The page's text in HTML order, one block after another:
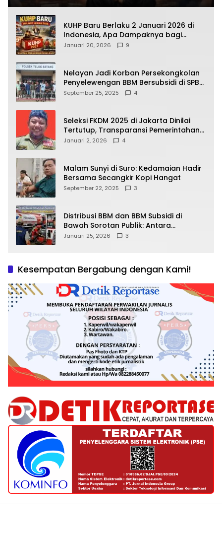
KUHP Baru Berlaku 2 Januari 2026 di
Indonesia, Apa Dampaknya bagi
Kehidupan Warga? Ini Aturan Kunci
Januari 20, 2026 9
Nelayan Jadi Korban Persekongkolan
Penyelewengan BBM Bersubsidi di SPBU
64.78809 Teluk Batang
September 25, 2025 4
Seleksi FKDM 2025 di Jakarta Dinilai
Tertutup, Transparansi Pemerintahan
Pramono–Rano Dipertanyakan
Januari 2, 2026 4
Malam Sunyi di Suro: Kedamaian Hadir
Bersama Secangkir Kopi Hangat
September 22, 2025 3
Distribusi BBM dan BBM Subsidi di
Bawah Sorotan Publik: Antara
Kepentingan Negara, Hak Konsumen,
Januari 25, 2026 3
Kesempatan Bergabung dengan Kami!